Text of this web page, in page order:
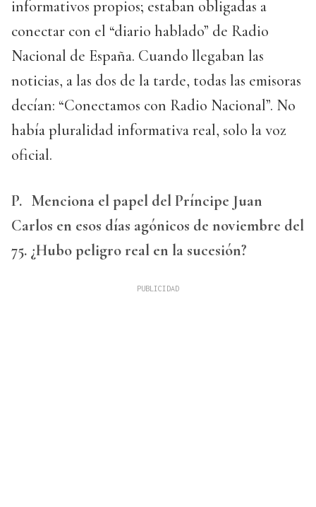
informativos propios; estaban obligadas a
conectar con el “diario hablado” de Radio
Nacional de España. Cuando llegaban las
noticias, a las dos de la tarde, todas las emisoras
decían: “Conectamos con Radio Nacional”. No
había pluralidad informativa real, solo la voz
oficial.
P. Menciona el papel del Príncipe Juan
Carlos en esos días agónicos de noviembre del
75. ¿Hubo peligro real en la sucesión?